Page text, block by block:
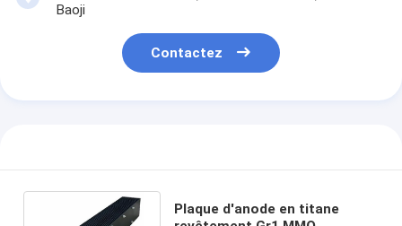
Baoji
Contactez
Plaque d'anode en titane